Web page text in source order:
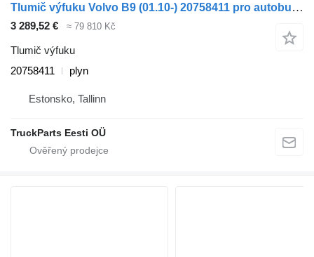
Tlumič výfuku Volvo B9 (01.10-) 20758411 pro autobusy Volvo B7, B8, B9, B12 bus (2005-)
3 289,52 € ≈ 79 810 Kč
Tlumič výfuku
20758411
plyn
Estonsko, Tallinn
TruckParts Eesti OÜ